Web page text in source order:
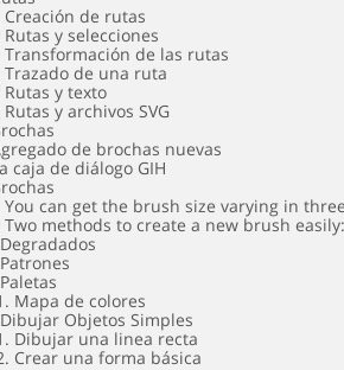
Creación de rutas
Rutas y selecciones
Transformación de las rutas
Trazado de una ruta
Rutas y texto
Rutas y archivos SVG
de brochas nuevas
caja de diálogo GIH
You can get the brush size varying in
Two methods to create a new brush easily:
Mapa de colores
Objetos Simples
Dibujar una linea recta
Crear una forma básica